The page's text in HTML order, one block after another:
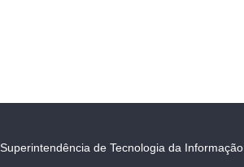
Superintendência de Tecnologia da Informação